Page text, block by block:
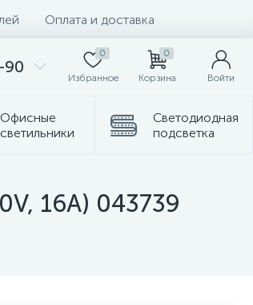
Оплата и доставка
90
0
Избранное
0
Корзина Войти
Офисные
светильники
Светодиодная
подсветка
16A) 043739